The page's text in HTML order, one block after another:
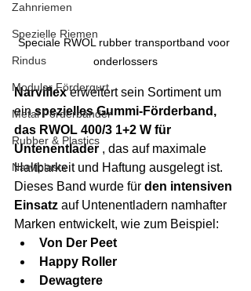
Zahnriemen
Spezielle Riemen
Rindus
Modular Fördergurt
Metal Förderbänder
Rubber & Plastics
Narviplastx
Speciale RWOL rubber transportband voor
onderlossers
Narviflex erweitert sein Sortiment um
ein spezielles Gummi-Förderband,
das RWOL 400/3 1+2 W für
Untenentlader , das auf maximale
Haltbarkeit und Haftung ausgelegt ist.
Dieses Band wurde für den intensiven
Einsatz auf Untenentladern namhafter
Marken entwickelt, wie zum Beispiel:
Von Der Peet
Happy Roller
Dewagtere